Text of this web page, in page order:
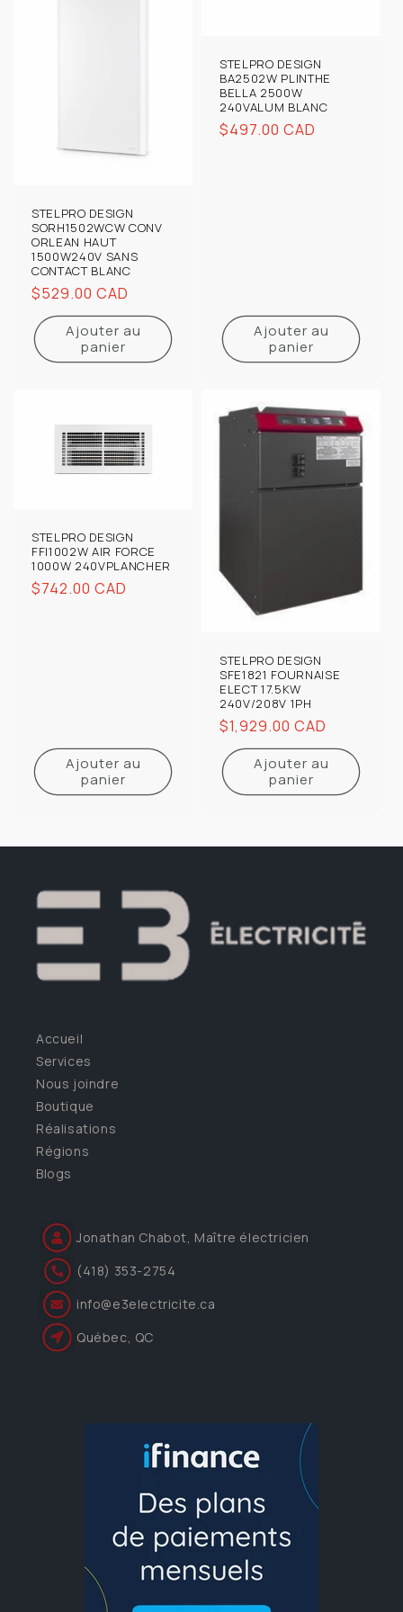
STELPRO DESIGN
SORH1502WCW CONV
ORLEAN HAUT
1500W240V SANS
CONTACT BLANC
Prix
habituel
$529.00 CAD
Ajouter au
panier
STELPRO DESIGN
BA2502W PLINTHE
BELLA 2500W
240VALUM BLANC
Prix
$497.00 CAD
Ajouter au
panier
STELPRO DESIGN
FFI1002W AIR FORCE
1000W 240VPLANCHER
Prix
$742.00 CAD
Ajouter au
panier
STELPRO DESIGN
SFE1821 FOURNAISE
ELECT 17.5KW
240V/208V 1PH
Prix
habituel
$1,929.00 CAD
Ajouter au
panier
Accueil
Services
Nous joindre
Boutique
Réalisations
Régions
Blogs
Jonathan Chabot, Maître électricien
(418) 353-2754
info@e3electricite.ca
Québec, QC